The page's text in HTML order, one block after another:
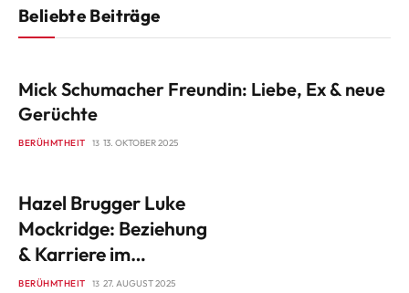
Beliebte Beiträge
Mick Schumacher Freundin: Liebe, Ex & neue
Gerüchte
BERÜHMTHEIT 13. OKTOBER 2025
Hazel Brugger Luke
Mockridge: Beziehung
& Karriere im
Überblick
BERÜHMTHEIT 27. AUGUST 2025